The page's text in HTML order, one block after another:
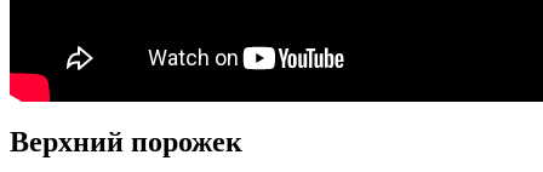
Верхний порожек